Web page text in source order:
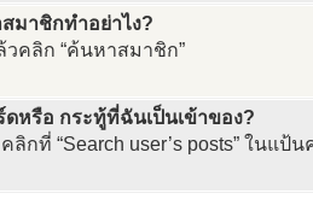
มาชิกทำอย่าไง?
วคลิก “ค้นหาสมาชิก”
หรือ กระทู้ที่ฉันเป็นเข้าของ?
ลิกที่ “Search user’s posts” ใน